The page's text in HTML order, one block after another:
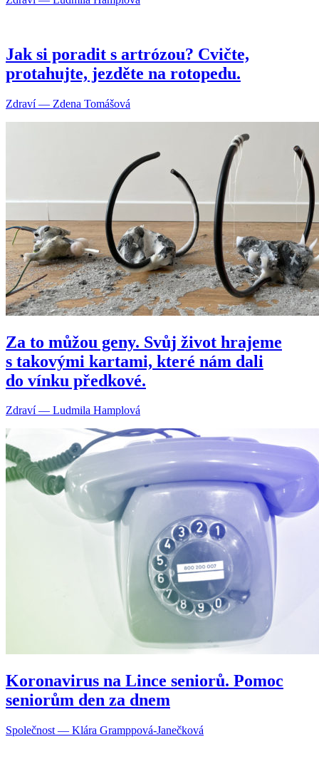
Jak si poradit s artrózou? Cvičte,
protahujte, jezděte na rotopedu.
Zdraví — Zdena Tomášová
Za to můžou geny. Svůj život hrajeme
s takovými kartami, které nám dali
do vínku předkové.
Zdraví — Ludmila Hamplová
Koronavirus na Lince seniorů. Pomoc
seniorům den za dnem
Společnost — Klára Gramppová-Janečková